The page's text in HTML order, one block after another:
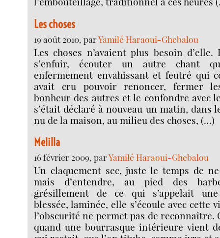
Les choses
19 août 2010, parYamilé Haraoui-Ghebalou
Les choses n’avaient plus besoin
s’enfuir, écouter un autre chant
enfermement envahissant et feutré qui
avait cru pouvoir renoncer, fermer
bonheur des autres et le confondre avec
s’était déclaré à nouveau un matin, dans
nu de la maison, au milieu des choses, (…)
Melilla
16 février 2009, parYamilé Haraoui-Ghebalou
Un claquement sec, juste le temps de
mais d’entendre, au pied des
grésillement de ce qui s’appelait
blessée, laminée, elle s’écoule avec cette
l’obscurité ne permet pas de reconnaître.
quand une bourrasque intérieure vient